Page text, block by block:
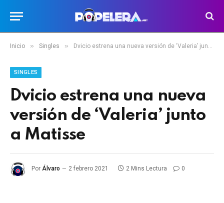
Inicio » Singles » Dvicio estrena una nueva versión de ‘Valeria’ junto a Matisse
SINGLES
Dvicio estrena una nueva
versión de ‘Valeria’ junto
a Matisse
Por Álvaro 2 febrero 2021 2 Mins Lectura 0